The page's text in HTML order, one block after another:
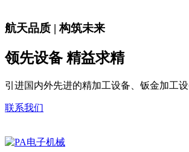
航天品质 | 构筑未来
领先设备 精益求精
引进国内外先进的精加工设备、钣金加工
联系我们